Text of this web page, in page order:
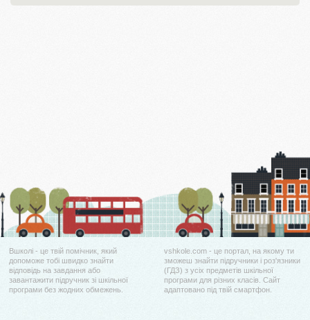
Вшколі - це твій помічник, який
допоможе тобі швидко знайти
відповідь на завдання або
завантажити підручник зі шкільної
програми без жодних обмежень.
vshkole.com - це портал, на якому ти
зможеш знайти підручники і роз'язники
(ГДЗ) з усіх предметів шкільної
програми для різних класів. Сайт
адаптовано під твій смартфон.